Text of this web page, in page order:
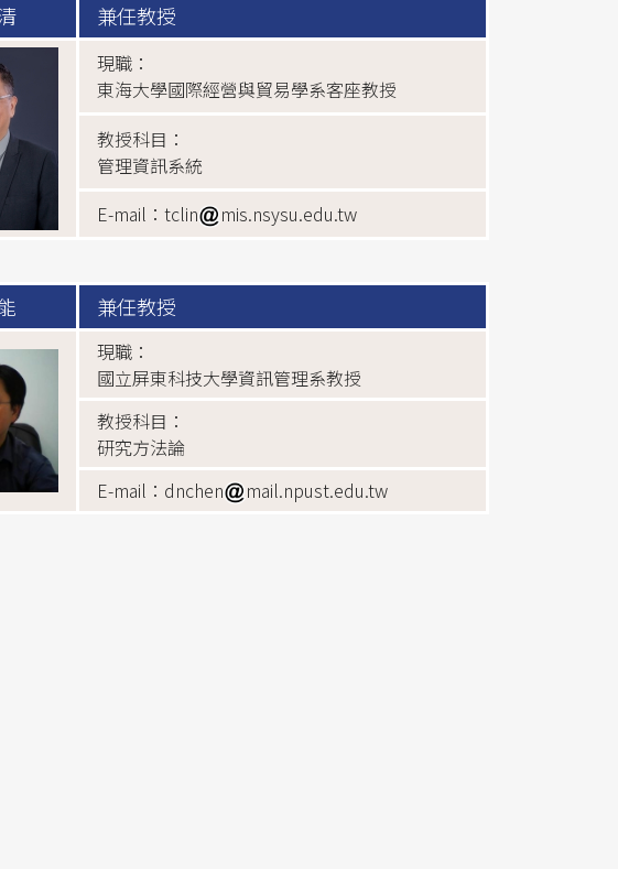
兼任教授
現職：
東海大學國際經營與貿易學系客座教授
教授科目：
管理資訊系統
E-mail：tclin
mis.nsysu.edu.tw
兼任教授
現職：
國立屏東科技大學資訊管理系教授
教授科目：
研究方法論
E-mail：dnchen
mail.npust.edu.tw